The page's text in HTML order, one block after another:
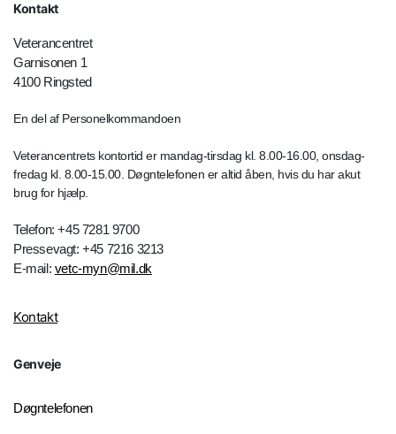
Kontakt
Veterancentret
Garnisonen 1
4100 Ringsted
En del af Personelkommandoen
Veterancentrets kontortid er mandag-tirsdag kl. 8.00-16.00, onsdag-
fredag kl. 8.00-15.00. Døgntelefonen er altid åben, hvis du har akut
brug for hjælp.
Telefon: +45 7281 9700
Pressevagt: +45 7216 3213
E-mail: vetc-myn@mil.dk
Kontakt
Genveje
Døgntelefonen